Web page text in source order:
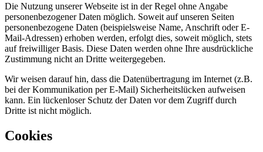
Die Nutzung unserer Webseite ist in der Regel ohne Angabe
personenbezogener Daten möglich. Soweit auf unseren Seiten
personenbezogene Daten (beispielsweise Name, Anschrift oder E-
Mail-Adressen) erhoben werden, erfolgt dies, soweit möglich, stets
auf freiwilliger Basis. Diese Daten werden ohne Ihre ausdrückliche
Zustimmung nicht an Dritte weitergegeben.
Wir weisen darauf hin, dass die Datenübertragung im Internet (z.B.
bei der Kommunikation per E-Mail) Sicherheitslücken aufweisen
kann. Ein lückenloser Schutz der Daten vor dem Zugriff durch
Dritte ist nicht möglich.
Cookies